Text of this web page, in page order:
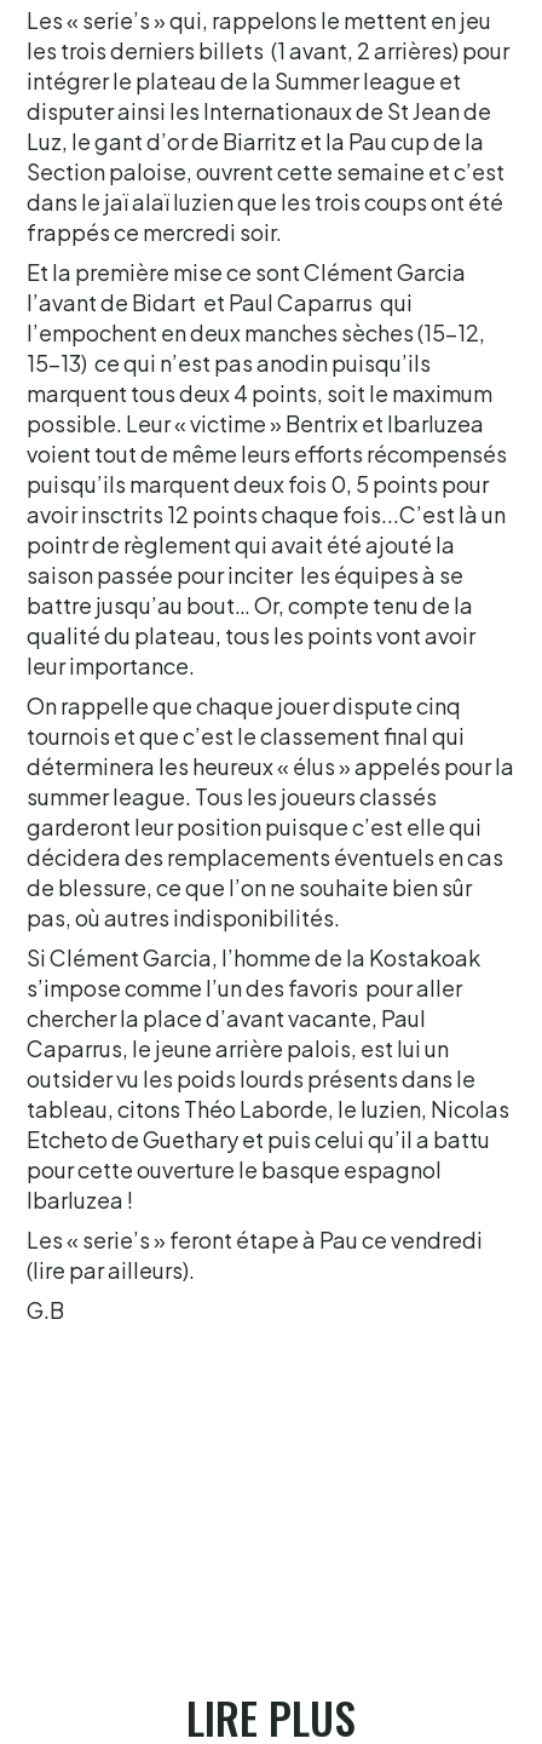
Les « serie’s » qui, rappelons le mettent en jeu
les trois derniers billets (1 avant, 2 arrières) pour
intégrer le plateau de la Summer league et
disputer ainsi les Internationaux de St Jean de
Luz, le gant d’or de Biarritz et la Pau cup de la
Section paloise, ouvrent cette semaine et c’est
dans le jaï alaï luzien que les trois coups ont été
frappés ce mercredi soir.
Et la première mise ce sont Clément Garcia
l’avant de Bidart et Paul Caparrus qui
l’empochent en deux manches sèches (15-12,
15-13) ce qui n’est pas anodin puisqu’ils
marquent tous deux 4 points, soit le maximum
possible. Leur « victime » Bentrix et Ibarluzea
voient tout de même leurs efforts récompensés
puisqu’ils marquent deux fois 0, 5 points pour
avoir insctrits 12 points chaque fois...C’est là un
pointr de règlement qui avait été ajouté la
saison passée pour inciter les équipes à se
battre jusqu’au bout… Or, compte tenu de la
qualité du plateau, tous les points vont avoir
leur importance.
On rappelle que chaque jouer dispute cinq
tournois et que c’est le classement final qui
déterminera les heureux « élus » appelés pour la
summer league. Tous les joueurs classés
garderont leur position puisque c’est elle qui
décidera des remplacements éventuels en cas
de blessure, ce que l’on ne souhaite bien sûr
pas, où autres indisponibilités.
Si Clément Garcia, l’homme de la Kostakoak
s’impose comme l’un des favoris pour aller
chercher la place d’avant vacante, Paul
Caparrus, le jeune arrière palois, est lui un
outsider vu les poids lourds présents dans le
tableau, citons Théo Laborde, le luzien, Nicolas
Etcheto de Guethary et puis celui qu’il a battu
pour cette ouverture le basque espagnol
Ibarluzea !
Les « serie’s » feront étape à Pau ce vendredi
(lire par ailleurs).
G.B
LIRE PLUS